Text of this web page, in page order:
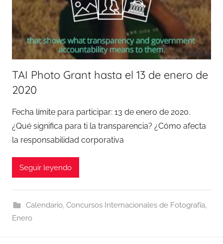
TAI Photo Grant hasta el 13 de enero de
2020
Fecha límite para participar: 13 de enero de 2020.
¿Qué significa para ti la transparencia? ¿Cómo afecta
la responsabilidad corporativa
Seguir leyendo
Calendario, Concursos Internacionales de Fotografía,
Enero